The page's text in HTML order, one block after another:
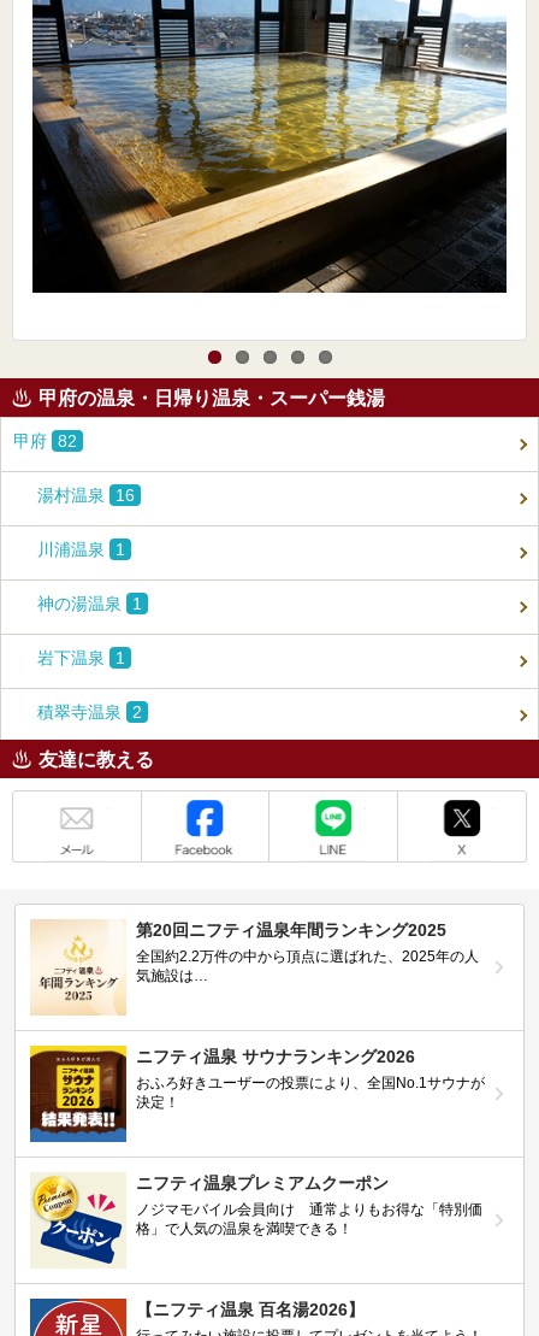
甲府の温泉・日帰り温泉・スーパー銭湯
甲府 82
湯村温泉 16
川浦温泉 1
神の湯温泉 1
岩下温泉 1
積翠寺温泉 2
友達に教える
第20回ニフティ温泉年間ランキング2025
全国約2.2万件の中から頂点に選ばれた、2025年の人
気施設は…
ニフティ温泉 サウナランキング2026
おふろ好きユーザーの投票により、全国No.1サウナが
決定！
ニフティ温泉プレミアムクーポン
ノジマモバイル会員向け 通常よりもお得な「特別価
格」で人気の温泉を満喫できる！
【ニフティ温泉 百名湯2026】